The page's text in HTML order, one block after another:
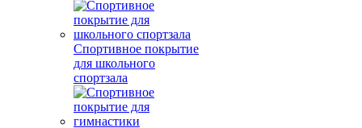
Спортивное покрытие
для школьного
спортзала